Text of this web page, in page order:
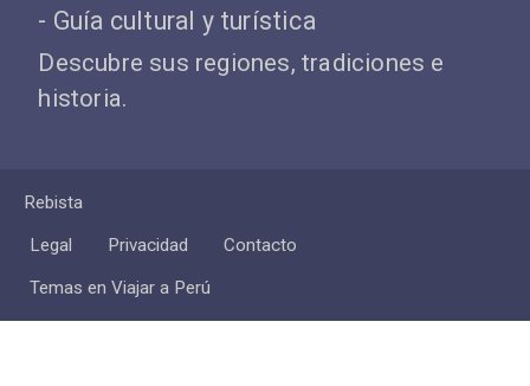
- Guía cultural y turística
Descubre sus regiones, tradiciones e
historia.
Rebista
Legal
Privacidad
Contacto
Temas en Viajar a Perú